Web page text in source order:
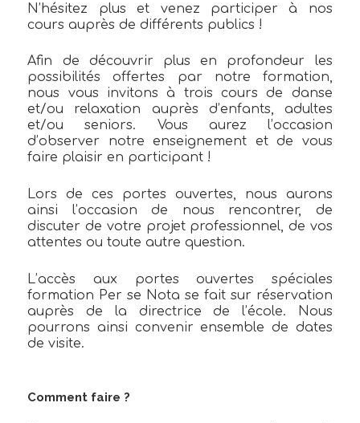
N’hésitez plus et venez participer à nos
cours auprès de différents publics !
Afin de découvrir plus en profondeur les
possibilités offertes par notre formation,
nous vous invitons à trois cours de danse
et/ou relaxation auprès d’enfants, adultes
et/ou seniors. Vous aurez l’occasion
d’observer notre enseignement et de vous
faire plaisir en participant !
Lors de ces portes ouvertes, nous aurons
ainsi l’occasion de nous rencontrer, de
discuter de votre projet professionnel, de vos
attentes ou toute autre question.
L’accès aux portes ouvertes spéciales
formation Per se Nota se fait sur réservation
auprès de la directrice de l’école. Nous
pourrons ainsi convenir ensemble de dates
de visite.
Comment faire ?